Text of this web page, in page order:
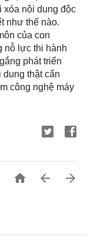
xóa nội dung độc
như thế nào.
của con
nỗ lực thi hành
phát triển
dung thật cẩn
công nghệ máy
  